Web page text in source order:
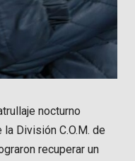
nocturno
División C.O.M. de
recuperar un